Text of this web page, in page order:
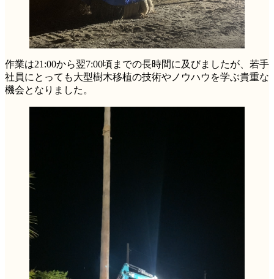
作業は21:00から翌7:00頃までの長時間に及びましたが、若手
社員にとっても大型樹木移植の技術やノウハウを学ぶ貴重な
機会となりました。